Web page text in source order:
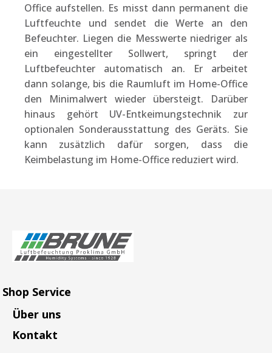
Office aufstellen. Es misst dann permanent die
Luftfeuchte und sendet die Werte an den
Befeuchter. Liegen die Messwerte niedriger als
ein eingestellter Sollwert, springt der
Luftbefeuchter automatisch an. Er arbeitet
dann solange, bis die Raumluft im Home-Office
den Minimalwert wieder übersteigt. Darüber
hinaus gehört UV-Entkeimungstechnik zur
optionalen Sonderausstattung des Geräts. Sie
kann zusätzlich dafür sorgen, dass die
Keimbelastung im Home-Office reduziert wird.
Shop Service
Über uns
Kontakt